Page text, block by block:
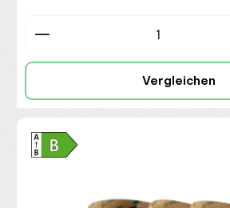
Produkt Anzahl: Gib den
Vergleichen